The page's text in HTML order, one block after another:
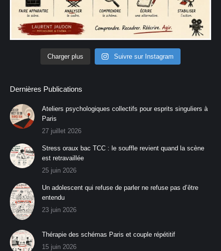
Charger plus Suivre sur Instagram
Dernières Publications
Ateliers psychologiques collectifs pour esprits singuliers à
Paris
27 juillet 2026
Stress oraux bac TCC : le souffle revient quand la scène
est retravaillée
25 juin 2026
Un adolescent qui refuse de parler ne refuse pas d’être
entendu
23 juin 2026
Thérapie des schémas Paris et couple répétitif
15 juin 2026